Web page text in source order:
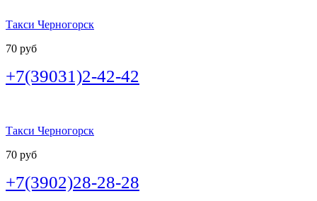
Такси Черногорск
70 руб
+7(39031)2-42-42
Такси Черногорск
70 руб
+7(3902)28-28-28